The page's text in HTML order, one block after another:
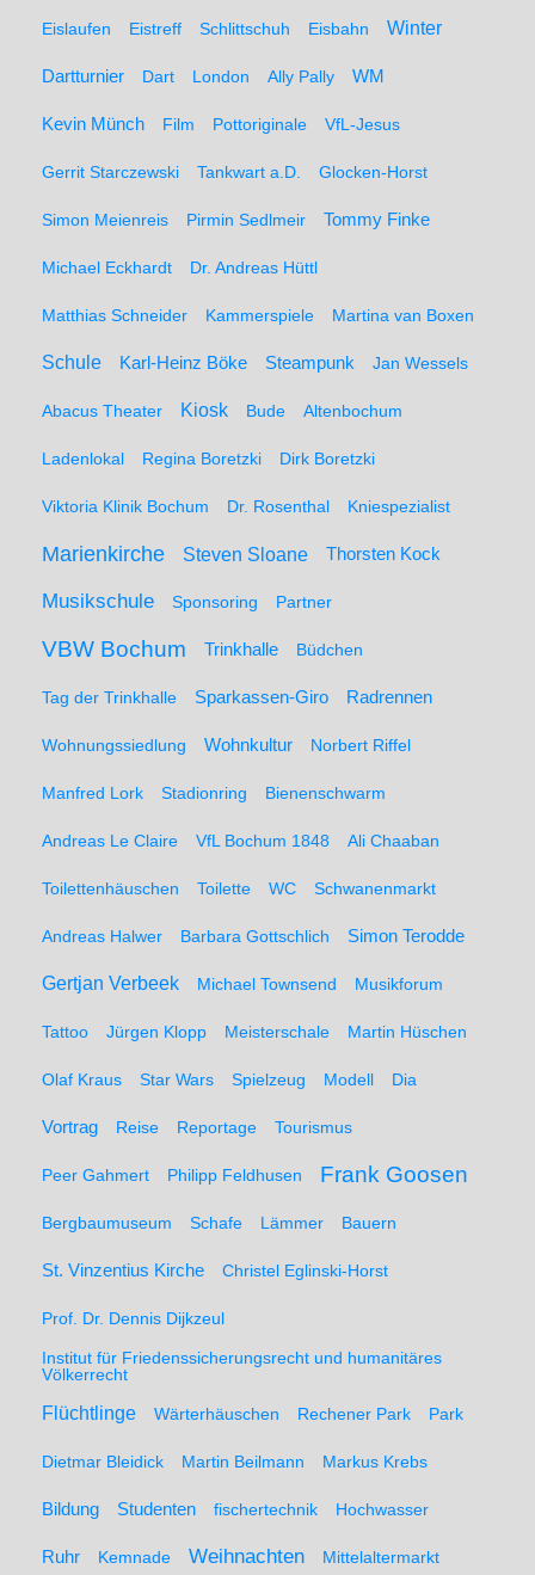
Eislaufen Eistreff Schlittschuh Eisbahn Winter
Dartturnier Dart London Ally Pally WM
Kevin Münch Film Pottoriginale VfL-Jesus
Gerrit Starczewski Tankwart a.D. Glocken-Horst
Simon Meienreis Pirmin Sedlmeir Tommy Finke
Michael Eckhardt Dr. Andreas Hüttl
Matthias Schneider Kammerspiele Martina van Boxen
Schule Karl-Heinz Böke Steampunk Jan Wessels
Abacus Theater Kiosk Bude Altenbochum
Ladenlokal Regina Boretzki Dirk Boretzki
Viktoria Klinik Bochum Dr. Rosenthal Kniespezialist
Marienkirche Steven Sloane Thorsten Kock
Musikschule Sponsoring Partner
VBW Bochum Trinkhalle Büdchen
Tag der Trinkhalle Sparkassen-Giro Radrennen
Wohnungssiedlung Wohnkultur Norbert Riffel
Manfred Lork Stadionring Bienenschwarm
Andreas Le Claire VfL Bochum 1848 Ali Chaaban
Toilettenhäuschen Toilette WC Schwanenmarkt
Andreas Halwer Barbara Gottschlich Simon Terodde
Gertjan Verbeek Michael Townsend Musikforum
Tattoo Jürgen Klopp Meisterschale Martin Hüschen
Olaf Kraus Star Wars Spielzeug Modell Dia
Vortrag Reise Reportage Tourismus
Peer Gahmert Philipp Feldhusen Frank Goosen
Bergbaumuseum Schafe Lämmer Bauern
St. Vinzentius Kirche Christel Eglinski-Horst
Prof. Dr. Dennis Dijkzeul
Institut für Friedenssicherungsrecht und humanitäres
Völkerrecht
Flüchtlinge Wärterhäuschen Rechener Park Park
Dietmar Bleidick Martin Beilmann Markus Krebs
Bildung Studenten fischertechnik Hochwasser
Ruhr Kemnade Weihnachten Mittelaltermarkt